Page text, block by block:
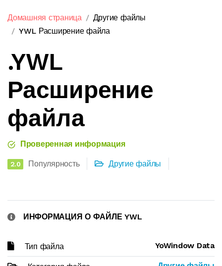
Домашняя страница
Другие файлы
YWL Расширение файла
.YWL
Расширение
файла
Проверенная информация
2.0 Популярность Другие файлы
ИНФОРМАЦИЯ О ФАЙЛЕ YWL
Тип файла YoWindow Data